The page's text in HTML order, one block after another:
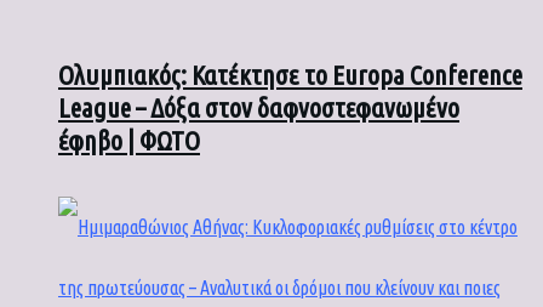
Ολυμπιακός: Κατέκτησε το Europa Conference
League – Δόξα στον δαφνοστεφανωμένο
έφηβο | ΦΩΤΟ